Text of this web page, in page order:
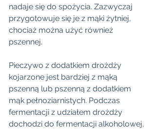
nadaje się do spożycia. Zazwyczaj
przygotowuje się je z mąki żytniej,
chociaż można użyć również
pszennej.
Pieczywo z dodatkiem drożdży
kojarzone jest bardziej z mąką
pszenną lub pszenną z dodatkiem
mąk pełnoziarnistych. Podczas
fermentacji z udziałem drożdży
dochodzi do fermentacji alkoholowej,